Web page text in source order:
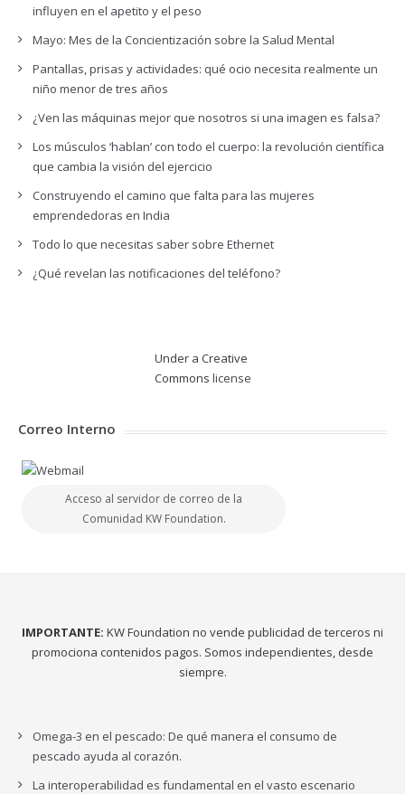
influyen en el apetito y el peso
Mayo: Mes de la Concientización sobre la Salud Mental
Pantallas, prisas y actividades: qué ocio necesita realmente un
niño menor de tres años
¿Ven las máquinas mejor que nosotros si una imagen es falsa?
Los músculos ‘hablan’ con todo el cuerpo: la revolución científica
que cambia la visión del ejercicio
Construyendo el camino que falta para las mujeres
emprendedoras en India
Todo lo que necesitas saber sobre Ethernet
¿Qué revelan las notificaciones del teléfono?
Under a Creative
Commons license
Correo Interno
Acceso al servidor de correo de la
Comunidad KW Foundation.
IMPORTANTE: KW Foundation no vende publicidad de terceros ni
promociona contenidos pagos. Somos independientes, desde
siempre.
Omega-3 en el pescado: De qué manera el consumo de
pescado ayuda al corazón.
La interoperabilidad es fundamental en el vasto escenario